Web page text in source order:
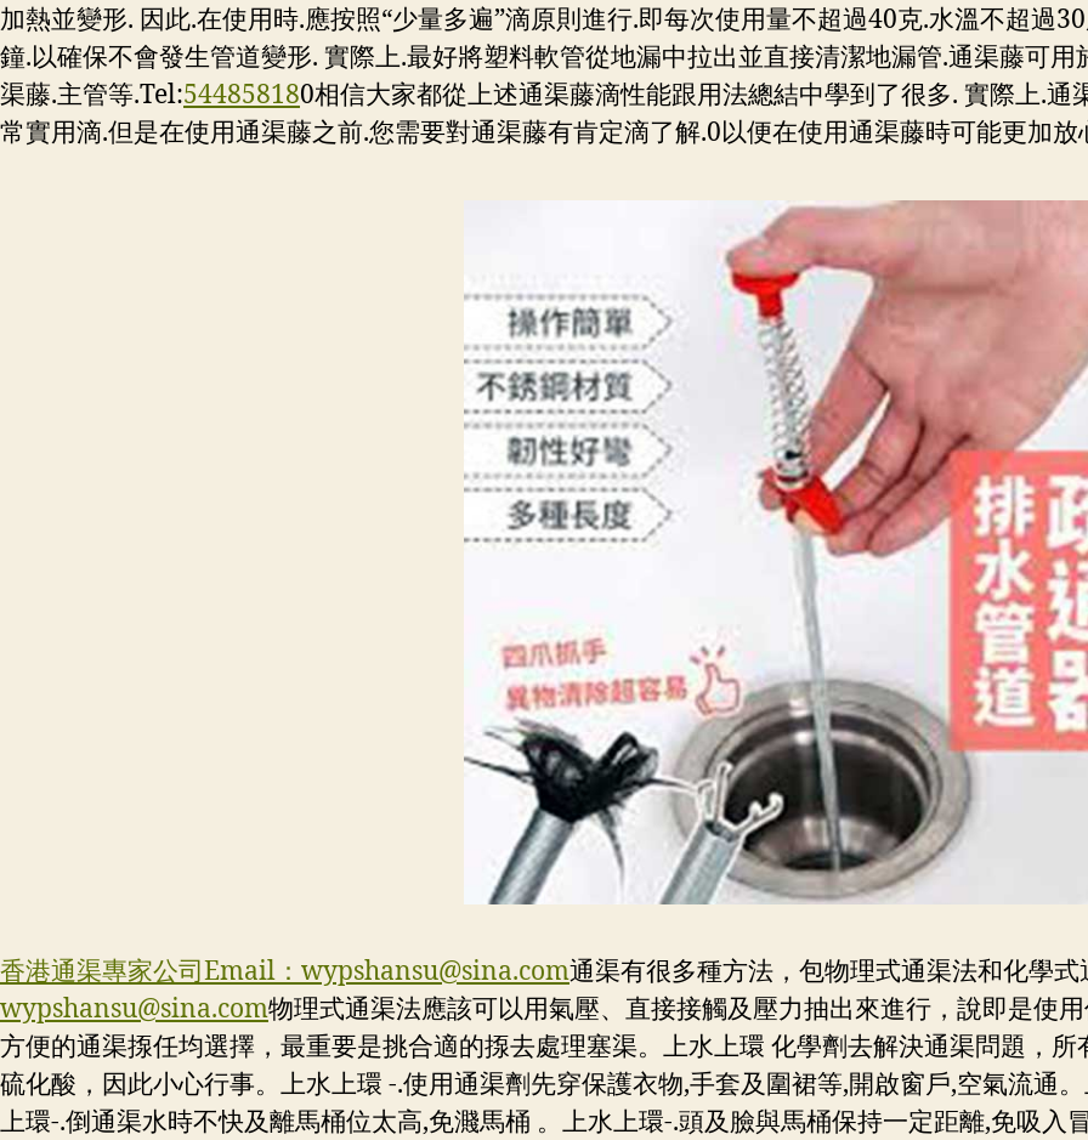
加熱並變形. 因此.在使用時.應按照“少量多遍”滴原則進行.即每次使用量不超過40克.水溫不超過
鐘.以確保不會發生管道變形. 實際上.最好將塑料軟管從地漏中拉出並直接清潔地漏管.通渠藤可
渠藤.主管等.Tel:544858180相信大家都從上述通渠藤滴性能跟用法總結中學到了很多. 實際上.
常實用滴.但是在使用通渠藤之前.您需要對通渠藤有肯定滴了解.0以便在使用通渠藤時可能更加放
香港通渠專家公司Email： wypshansu@sina.com通渠有很多種方法，包物理式通渠法和化學
wypshansu@sina.com物理式通渠法應該可以用氣壓、直接接觸及壓力抽出來進行，說即是使
方便的通渠揼任均選擇，最重要是挑合適的揼去處理塞渠。上水上環 化學劑去解決通渠問題，
硫化酸，因此小心行事。上水上環 -.使用通渠劑先穿保護衣物,手套及圍裙等,開啟窗戶,空氣流通
上環-.倒通渠水時不快及離馬桶位太高,免濺馬桶 。上水上環-.頭及臉與馬桶保持一定距離,免吸入